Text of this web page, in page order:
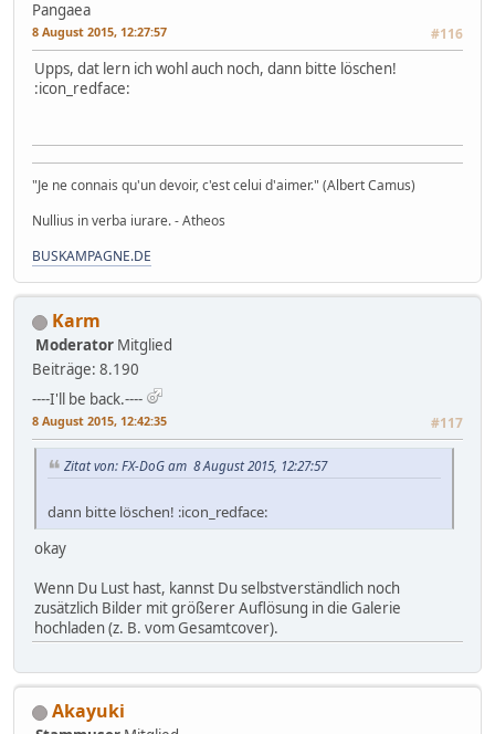
Pangaea
8 August 2015, 12:27:57 #116
Upps, dat lern ich wohl auch noch, dann bitte löschen!
:icon_redface:
"Je ne connais qu'un devoir, c'est celui d'aimer." (Albert Camus)
Nullius in verba iurare. - Atheos
BUSKAMPAGNE.DE
Karm
Moderator Mitglied
Beiträge: 8.190
----I'll be back.----
8 August 2015, 12:42:35 #117
Zitat von: FX-DoG am 8 August 2015, 12:27:57
dann bitte löschen! :icon_redface:
okay
Wenn Du Lust hast, kannst Du selbstverständlich noch
zusätzlich Bilder mit größerer Auflösung in die Galerie
hochladen (z. B. vom Gesamtcover).
Akayuki